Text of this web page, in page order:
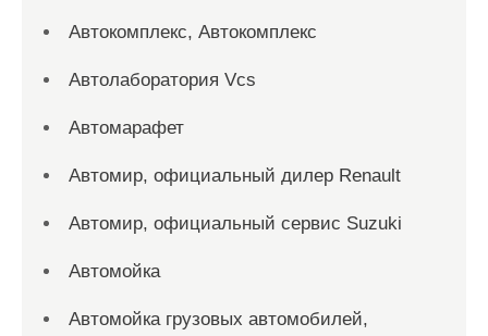
Автокомплекс, Автокомплекс
Автолаборатория Vcs
Автомарафет
Автомир, официальный дилер Renault
Автомир, официальный сервис Suzuki
Автомойка
Автомойка грузовых автомобилей,